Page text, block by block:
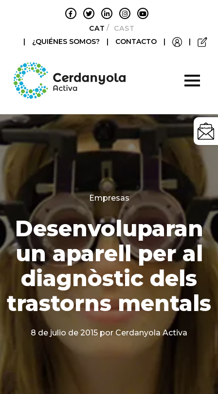
CATALÀCASTELLANO
|
¿QUIÉNES SOMOS? | CONTACTO | |
Categories
Empresas
Desenvoluparan
un aparell per al
diagnòstic dels
trastorns mentals
8 de julio de 2015 por Cerdanyola Activa